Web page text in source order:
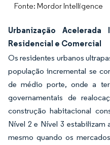
Fonte: Mordor Intelligence
Urbanização Acelerada
Residencial e Comercial
Os residentes urbanos
população incremental se
de médio porte, onde a
governamentais de
construção habitacional
Nível 2 e Nível 3 estabilizam
mesmo quando os